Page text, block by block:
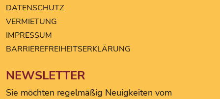
DATENSCHUTZ
VERMIETUNG
IMPRESSUM
BARRIEREFREIHEITSERKLÄRUNG
NEWSLETTER
Sie möchten regelmäßig Neuigkeiten vom